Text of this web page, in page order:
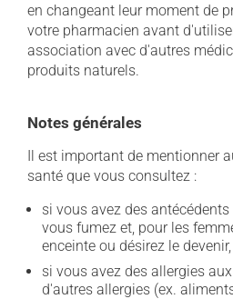
en changeant leur moment de
votre pharmacien avant
association avec d'autres
produits naturels.
Notes générales
Il est important de mentionner
santé que vous consultez :
si vous avez des
vous fumez et, pour les
enceinte ou désirez le
si vous avez des allergies
d'autres allergies (ex.